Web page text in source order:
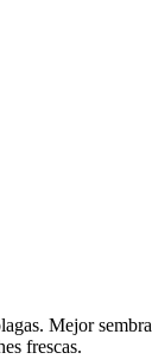
Mejor
frescas.